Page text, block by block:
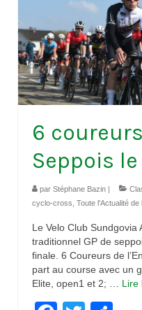
6 coureurs
Seppois
par Stéphane Bazin
cyclo-cross, Toute l'Actualité de
Le Velo Club Sundgovia
traditionnel GP de
finale. 6 Coureurs de
part au course avec un
Elite, open1 et 2; … Lire